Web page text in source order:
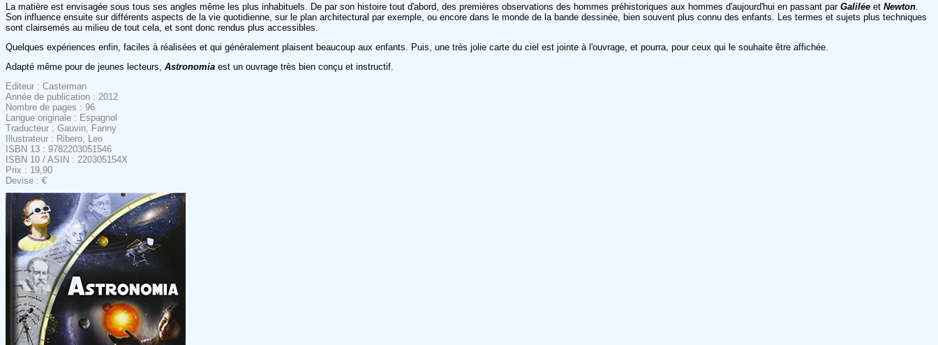
La matière est envisagée sous tous ses angles même les plus inhabituels. De par son histoire tout d'abord, des premières observations des hommes préhistoriques aux hommes d'aujourd'hui en passant par Galilée et Newton
Son influence ensuite sur différents aspects de la vie quotidienne, sur le plan architectural par exemple, ou encore dans le monde de la bande dessinée, bien souvent plus connu des enfants. Les termes et sujets plus techniques
sont clairsemés au milieu de tout cela, et sont donc rendus plus accessibles.
Quelques expériences enfin, faciles à réalisées et qui généralement plaisent beaucoup aux enfants. Puis, une très jolie carte du ciel est jointe à l'ouvrage, et pourra, pour ceux qui le souhaite être affichée.
Adapté même pour de jeunes lecteurs, Astronomia est un ouvrage très bien conçu et instructif.
Editeur : Casterman
Année de publication : 2012
Nombre de pages : 96
Langue originale : Espagnol
Traducteur : Gauvin, Fanny
Illustrateur : Ribero, Leo
ISBN 13 : 9782203051546
ISBN 10 / ASIN : 220305154X
Prix : 19,90
Devise : €